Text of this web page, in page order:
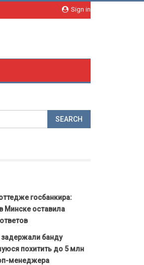
Sign in
госбанкира:
Минске оставила
задержали банду
похитить до 5 млн
менеджера